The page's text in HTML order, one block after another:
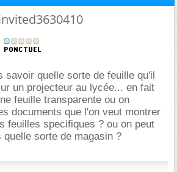
savoir quelle sorte de feuille qu'il
un projecteur au lycée... en fait
feuille transparente ou on
documents que l'on veut montrer
feuilles specifiques ? ou on peut
quelle sorte de magasin ?